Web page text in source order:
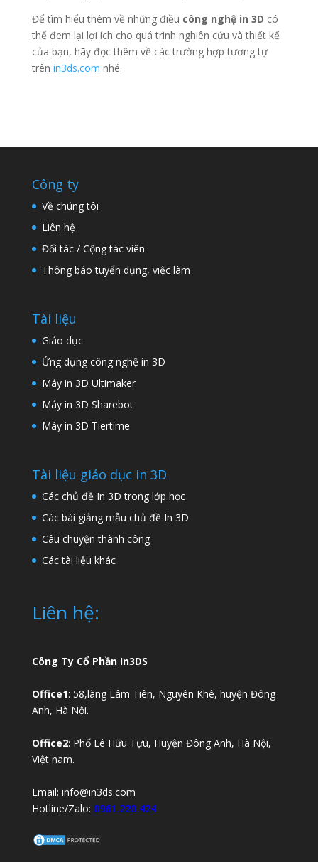
Để tìm hiểu thêm về những điều công nghệ in 3D có
thể đem lại lợi ích cho quá trình nghiên cứu và thiết kế
của bạn, hãy đọc thêm về các trường hợp tương tự
trên in3ds.com nhé.
Công ty
Về chúng tôi
Liên hệ
Đối tác / Cộng tác viên
Thông báo tuyển dụng, việc làm
Tài liệu
Giáo dục
Ứng dụng công nghệ in 3D
Máy in 3D Ultimaker
Máy in 3D Sharebot
Máy in 3D Tiertime
Tài liệu giáo dục in 3D
Các chủ đề In 3D trong lớp học
Các bài giảng mẫu chủ đề In 3D
Câu chuyện thành công
Các tài liệu khác
Liên hệ:
Công Ty Cổ Phần In3DS
Office1: 58,làng Lâm Tiên, Nguyên Khê, huyện Đông
Anh, Hà Nội.
Office2: Phố Lê Hữu Tựu, Huyện Đông Anh, Hà Nội,
Việt nam.
Email: info@in3ds.com
Hotline/Zalo: 0961.220.424